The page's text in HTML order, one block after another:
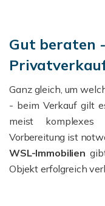
Gut beraten
Ganz gleich, um
- beim Verkauf gilt
meist komplexes
Vorbereitung ist
WSL-Immobilien
Objekt erfolgreich